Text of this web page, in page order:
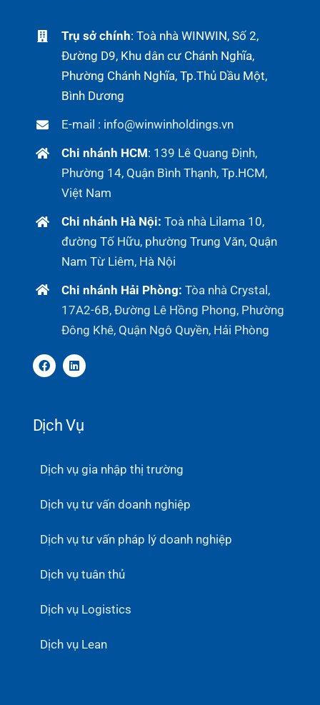
Trụ sở chính: Toà nhà WINWIN, Số 2,
Đường D9, Khu dân cư Chánh Nghĩa,
Phường Chánh Nghĩa, Tp.Thủ Dầu Một,
Bình Dương
E-mail : info@winwinholdings.vn
Chi nhánh HCM: 139 Lê Quang Định,
Phường 14, Quận Bình Thạnh, Tp.HCM,
Việt Nam
Chi nhánh Hà Nội: Toà nhà Lilama 10,
đường Tố Hữu, phường Trung Văn, Quận
Nam Từ Liêm, Hà Nội
Chi nhánh Hải Phòng: Tòa nhà Crystal,
17A2-6B, Đường Lê Hồng Phong, Phường
Đông Khê, Quận Ngô Quyền, Hải Phòng
Dịch Vụ
Dịch vụ gia nhập thị trường
Dịch vụ tư vấn doanh nghiệp
Dịch vụ tư vấn pháp lý doanh nghiệp
Dịch vụ tuân thủ
Dịch vụ Logistics
Dịch vụ Lean